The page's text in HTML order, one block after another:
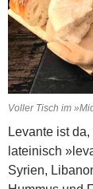
Voller Tisch im
Levante ist
lateinisch
Syrien,